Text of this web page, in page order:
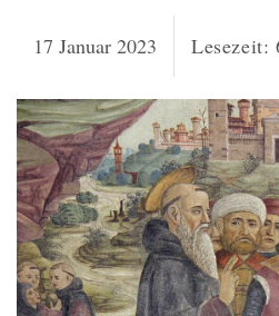
17 Januar 2023 Lesezeit: